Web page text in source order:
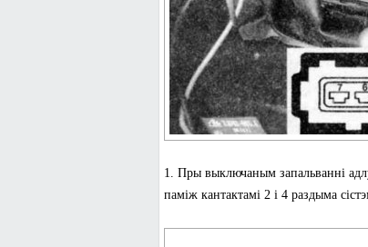
1. Пры выключаным запальванні
паміж кантактамі 2 і 4 раздыма